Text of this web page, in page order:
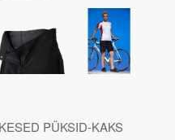
PÜKSID-KAKS